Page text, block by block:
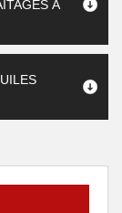
À